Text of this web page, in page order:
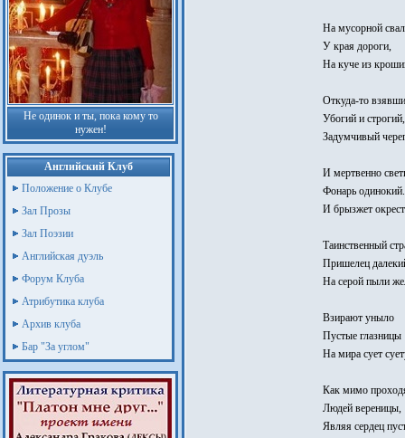
Не одинок и ты, пока кому то
нужен!
Английский Клуб
Положение о Клубе
Зал Прозы
Зал Поэзии
Английская дуэль
Форум Клуба
Атрибутика клуба
Архив клуба
Бар "За углом"
На мусорной
У края дороги,
На куче из
Откуда-то
Убогий и строгий,
Задумчивый
И мертвенно
Фонарь одинокий.
И брызжет
Таинственный
Пришелец
На серой пыли
Взирают уныло
Пустые глазницы
На мира сует
Как мимо
Людей вереницы,
Являя сердец